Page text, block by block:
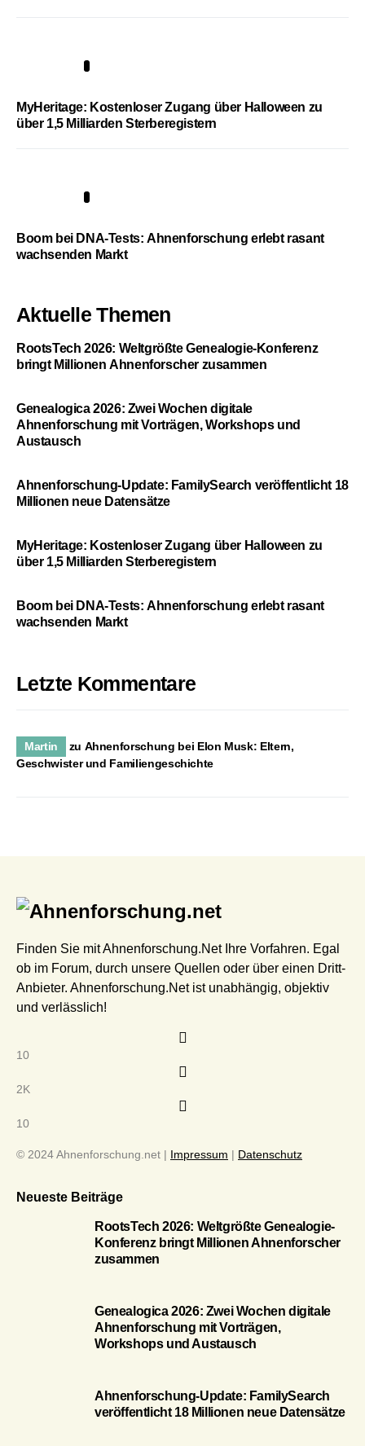
MyHeritage: Kostenloser Zugang über Halloween zu
über 1,5 Milliarden Sterberegistern
Boom bei DNA-Tests: Ahnenforschung erlebt rasant
wachsenden Markt
Aktuelle Themen
RootsTech 2026: Weltgrößte Genealogie-Konferenz
bringt Millionen Ahnenforscher zusammen
Genealogica 2026: Zwei Wochen digitale
Ahnenforschung mit Vorträgen, Workshops und
Austausch
Ahnenforschung-Update: FamilySearch veröffentlicht 18
Millionen neue Datensätze
MyHeritage: Kostenloser Zugang über Halloween zu
über 1,5 Milliarden Sterberegistern
Boom bei DNA-Tests: Ahnenforschung erlebt rasant
wachsenden Markt
Letzte Kommentare
Martin zu Ahnenforschung bei Elon Musk: Eltern,
Geschwister und Familiengeschichte
Finden Sie mit Ahnenforschung.Net Ihre Vorfahren. Egal
ob im Forum, durch unsere Quellen oder über einen Dritt-
Anbieter. Ahnenforschung.Net ist unabhängig, objektiv
und verlässlich!
10
2K
10
© 2024 Ahnenforschung.net | Impressum | Datenschutz
Neueste Beiträge
RootsTech 2026: Weltgrößte Genealogie-
Konferenz bringt Millionen Ahnenforscher
zusammen
Genealogica 2026: Zwei Wochen digitale
Ahnenforschung mit Vorträgen,
Workshops und Austausch
Ahnenforschung-Update: FamilySearch
veröffentlicht 18 Millionen neue Datensätze